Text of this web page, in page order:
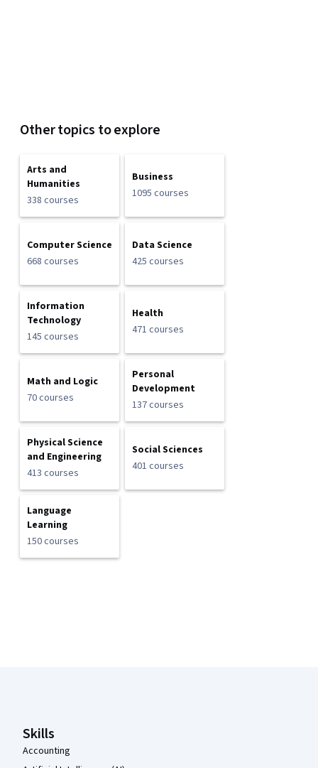
Other topics to explore
Arts and
Humanities
338 courses
Business
1095 courses
Computer Science
668 courses
Data Science
425 courses
Information
Technology
145 courses
Health
471 courses
Math and Logic
70 courses
Personal
Development
137 courses
Physical Science
and Engineering
413 courses
Social Sciences
401 courses
Language
Learning
150 courses
Skills
Accounting